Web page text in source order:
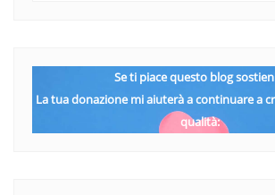
Se ti piace questo blog
La tua donazione mi aiuterà a continuare a
qualità: